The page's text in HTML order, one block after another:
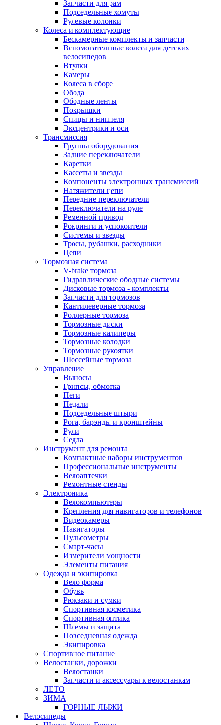
Запчасти для рам
Подседельные хомуты
Рулевые колонки
Колеса и комплектующие
Бескамерные комплекты и запчасти
Вспомогательные колеса для детских
велосипедов
Втулки
Камеры
Колеса в сборе
Обода
Ободные ленты
Покрышки
Спицы и ниппеля
Эксцентрики и оси
Трансмиссия
Группы оборудования
Задние переключатели
Каретки
Кассеты и звезды
Компоненты электронных трансмиссий
Натяжители цепи
Передние переключатели
Переключатели на руле
Ременной привод
Рокринги и успокоители
Системы и звезды
Тросы, рубашки, расходники
Цепи
Тормозная система
V-brake тормоза
Гидравлические ободные системы
Дисковые тормоза - комплекты
Запчасти для тормозов
Кантилеверные тормоза
Роллерные тормоза
Тормозные диски
Тормозные калиперы
Тормозные колодки
Тормозные рукоятки
Шоссейные тормоза
Управление
Выносы
Грипсы, обмотка
Пеги
Педали
Подседельные штыри
Рога, барэнды и кронштейны
Рули
Седла
Инструмент для ремонта
Компактные наборы инструментов
Профессиональные инструменты
Велоаптечки
Ремонтные стенды
Электроника
Велокомпьютеры
Крепления для навигаторов и телефонов
Видеокамеры
Навигаторы
Пульсометры
Смарт-часы
Измерители мощности
Элементы питания
Одежда и экипировка
Вело форма
Обувь
Рюкзаки и сумки
Спортивная косметика
Спортивная оптика
Шлемы и защита
Повседневная одежда
Экипировка
Спортивное питание
Велостанки, дорожки
Велостанки
Запчасти и аксессуары к велостанкам
ЛЕТО
ЗИМА
ГОРНЫЕ ЛЫЖИ
Велосипеды